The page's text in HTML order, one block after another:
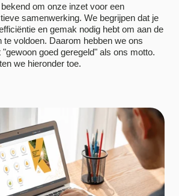
om onze inzet voor een
samenwerking. We begrijpen dat je
en gemak nodig hebt om aan de
te voldoen. Daarom hebben we ons
goed geregeld" als ons motto.
we hieronder toe.